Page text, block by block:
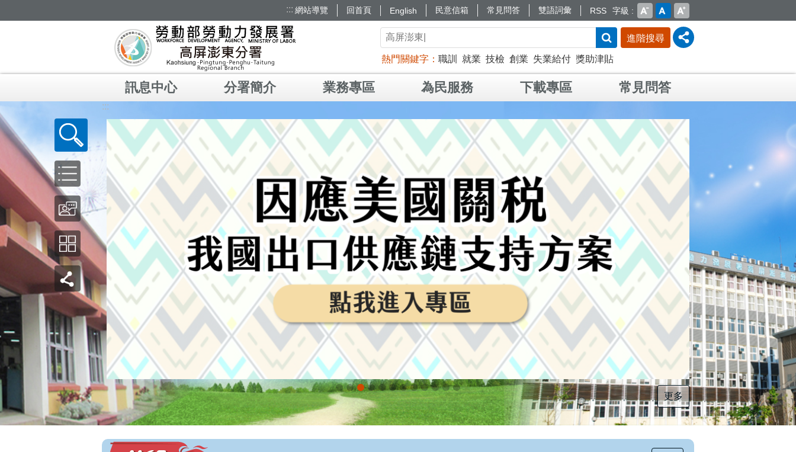
::: 網站導覽 回首頁 English 民意信箱 常見問答 雙語詞彙 RSS 字級
進階搜尋
熱門關鍵字 職訓 就業 技檢 創業 失業給付 獎助津貼
訊息中心 分署簡介 業務專區 為民服務 下載專區 常見問答
:::
更多